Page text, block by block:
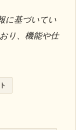
に基づいてい
り、機能や仕